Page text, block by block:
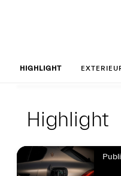
Set
HIGHLIGHT
Highlight
Highlight